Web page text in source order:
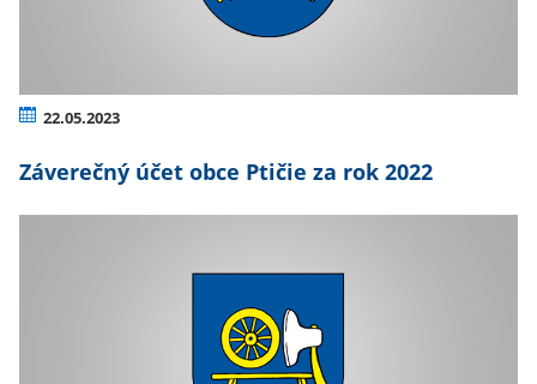
22.05.2023
Záverečný účet obce Ptičie za rok 2022